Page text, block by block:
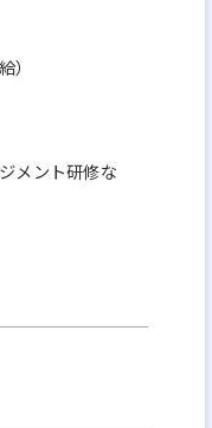
メント研修な